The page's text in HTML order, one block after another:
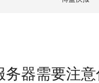
务器需要注